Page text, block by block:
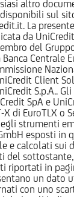
altro
sul
La
da
del
Centrale
Client
S.p.A..
SpA e
di EuroTLX o
strumenti
esposti in
e calcolati sui
del
riportati in
un dato
con uno